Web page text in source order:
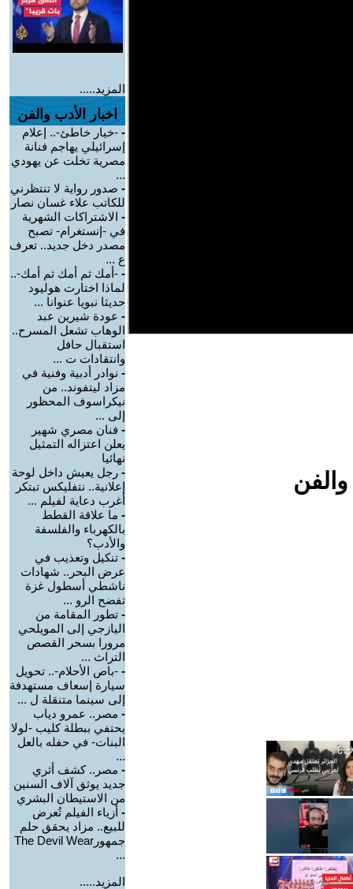
المزيد.....
اخبار الأدب والفن
- -خيار خاطئ-.. إعلام
إسرائيلي يهاجم فنانة
مصرية تخلت عن يهودي
...
- صدور رواية لا تنتظرني
للكاتب علاء غسان نصار
- الاشتراكات الشهرية
في -إنستغرام- تصبح
مصدر دخل جديد.. تعرف
ع ...
- -أمك ثم أمك ثم أمك-..
لماذا اختارت هوليود
حديثا نبويا عنوانا ...
- عودة شيرين عبد
الوهاب تشعل المسرح..
استقبال حافل
وانتقادات ت ...
- نوادر أدبية وفنية في
مزاد ليتفوند.. من
نيكراسوف المحظور
إلى ...
- فنان مصري شهير
يعلن اعتزاله التمثيل
نهائيا
- رجل يعيش داخل لوحة
إعلانية.. نتفليكس تبتكر
أغرب دعاية لفيلم ...
- ما علاقة القطط
بالكهرباء والفلسفة
والأدب؟
- تنكيل وتعذيب في
عرض البحر.. شهادات
ناشطي أسطول غزة
تفضح الرو ...
- تطور المقامة من
اليازجي إلى المويلحي
مرورا بسحر القصص
التراث ...
- -باص الأحلام-.. تحويل
سيارة إسعاف مستهدفة
إلى سينما متنقلة ل ...
- مصر.. عمرو دياب
يحتفي ببطلة كليب -لولا
البنات- في حفله بالعل
...
- مصر.. كشف أثري
جديد يوثق آلاف السنين
من الاستيطان البشري
- أزياء الفيلم تُعرض
للبيع.. مزاد يحقق حلم
جمهورThe Devil Wear
...
المزيد.....